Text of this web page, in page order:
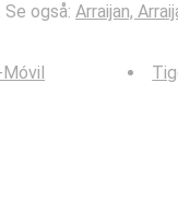
også: Arraijan,